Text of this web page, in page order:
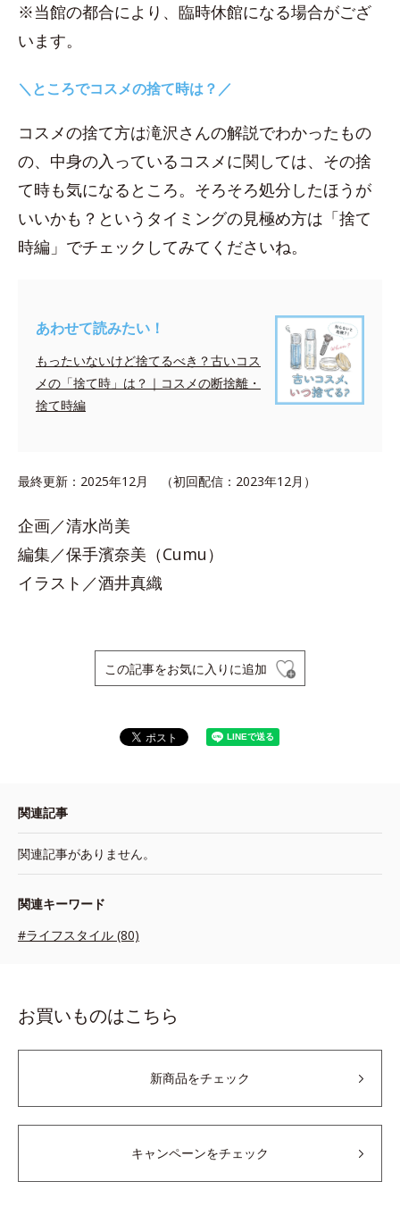
※当館の都合により、臨時休館になる場合がござ
います。
＼ところでコスメの捨て時は？／
コスメの捨て方は滝沢さんの解説でわかったもの
の、中身の入っているコスメに関しては、その捨
て時も気になるところ。そろそろ処分したほうが
いいかも？というタイミングの見極め方は「捨て
時編」でチェックしてみてくださいね。
あわせて読みたい！
もったいないけど捨てるべき？古いコス
メの「捨て時」は？｜コスメの断捨離・
捨て時編
最終更新：2025年12月 （初回配信：2023年12月）
企画／清水尚美
編集／保手濱奈美（Cumu）
イラスト／酒井真織
この記事をお気に入りに追加
関連記事
関連記事がありません。
関連キーワード
#ライフスタイル (80)
お買いものはこちら
新商品をチェック
キャンペーンをチェック